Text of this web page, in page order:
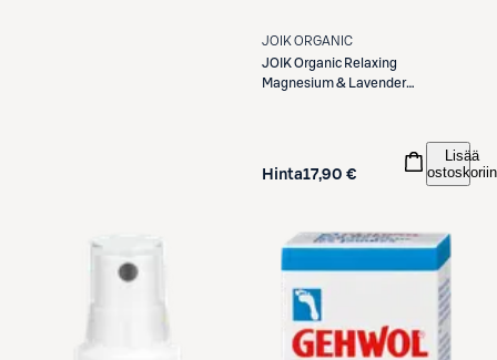
JOIK ORGANIC
JOIK Organic Relaxing
Magnesium & Lavender
Hinta17,90 €
Lisää
ostoskoriin